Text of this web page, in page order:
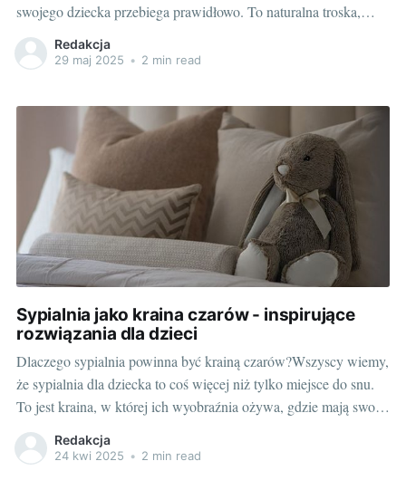
swojego dziecka przebiega prawidłowo. To naturalna troska,
wynikająca z chęci zapewnienia najmłodszym jak najbardziej
sprzyjających warunków do rozwoju. Tym samym, rodzice
pomóc
Redakcja
29 maj 2025 • 2 min read
Sypialnia jako kraina czarów - inspirujące
rozwiązania dla dzieci
Dlaczego sypialnia powinna być krainą czarów?Wszyscy wiemy,
że sypialnia dla dziecka to coś więcej niż tylko miejsce do snu.
To jest kraina, w której ich wyobraźnia ożywa, gdzie mają swoją
przestrzeń do zabawy, nauki i odkrywania. Dobre skojarzenia z
łóżkiem i pokojem mogą przekładać się na zdrowe nawyki snu
Redakcja
24 kwi 2025 • 2 min read